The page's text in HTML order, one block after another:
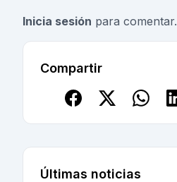
Inicia sesión para comentar.
Compartir
Últimas noticias